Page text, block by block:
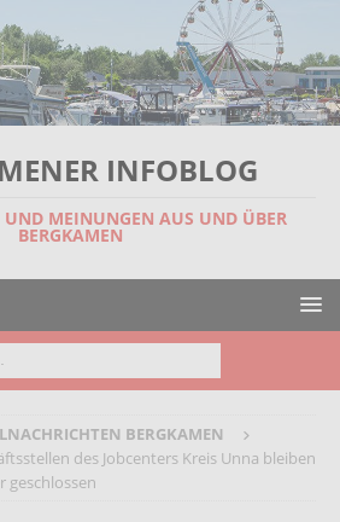
INFOBLOG
MEINUNGEN AUS UND ÜBER
BERGKAMEN
BERGKAMEN
des Jobcenters Kreis Unna bleiben
geschlossen